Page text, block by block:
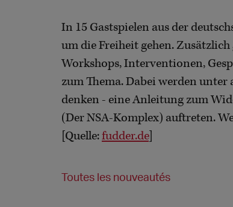
In 15 Gastspielen aus der
um die Freiheit gehen.
Workshops, Interventionen,
zum Thema. Dabei werden
denken - eine Anleitung zum
(Der NSA-Komplex) auftreten.
[Quelle:fudder.de]
Toutes les nouveautés